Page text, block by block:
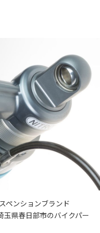
ペンションブランド
玉県春日部市のバイクパー